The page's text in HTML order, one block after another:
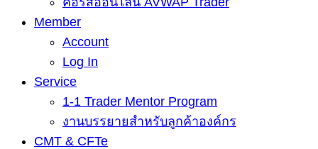
Member
Account
Log In
Service
1-1 Trader Mentor Program
งานบรรยายสำหรับลูกค้าองค์กร
CMT & CFTe